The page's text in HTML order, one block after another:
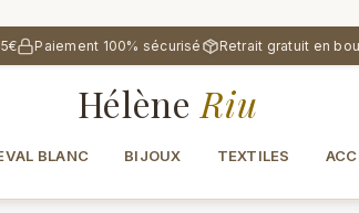
Paiement 100% sécurisé Retrait gratuit en
Hélène Riu
BLANC BIJOUX TEXTILES